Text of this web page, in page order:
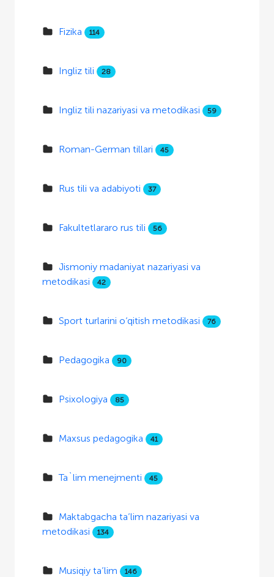
Fizika 114
Ingliz tili 28
Ingliz tili nazariyasi va metodikasi 59
Roman-German tillari 45
Rus tili va adabiyoti 37
Fakultetlararo rus tili 56
Jismoniy madaniyat nazariyasi va
metodikasi
42
Sport turlarini o‘qitish metodikasi 76
Pedagogika 90
Psixologiya 85
Maxsus pedagogika 41
Ta`lim menejmenti 45
Maktabgacha ta’lim nazariyasi va
metodikasi
134
Musiqiy ta’lim 146